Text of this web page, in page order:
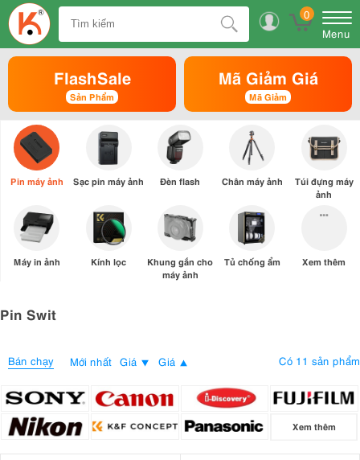
0
Menu
FlashSale
Sản Phẩm
Mã Giảm Giá
Mã Giảm
Pin máy ảnh Sạc pin máy ảnh Đèn flash Chân máy ảnh
Túi đựng máy
ảnh
Máy in ảnh Kính lọc
Khung gắn cho
máy ảnh
Tủ chống ẩm Xem thêm
Pin Swit
Bán chạy Mới nhất Giá Giá Có 11 sản phẩm
Xem thêm